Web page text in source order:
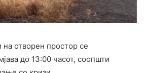
отворен простор се
до 13:00 часот, соопшти